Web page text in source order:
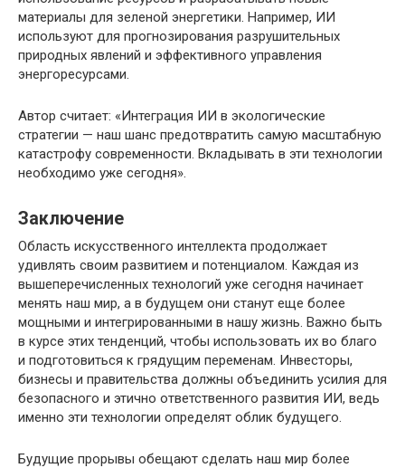
материалы для зеленой энергетики. Например, ИИ
используют для прогнозирования разрушительных
природных явлений и эффективного управления
энергоресурсами.
Автор считает: «Интеграция ИИ в экологические
стратегии — наш шанс предотвратить самую масштабную
катастрофу современности. Вкладывать в эти технологии
необходимо уже сегодня».
Заключение
Область искусственного интеллекта продолжает
удивлять своим развитием и потенциалом. Каждая из
вышеперечисленных технологий уже сегодня начинает
менять наш мир, а в будущем они станут еще более
мощными и интегрированными в нашу жизнь. Важно быть
в курсе этих тенденций, чтобы использовать их во благо
и подготовиться к грядущим переменам. Инвесторы,
бизнесы и правительства должны объединить усилия для
безопасного и этично ответственного развития ИИ, ведь
именно эти технологии определят облик будущего.
Будущие прорывы обещают сделать наш мир более